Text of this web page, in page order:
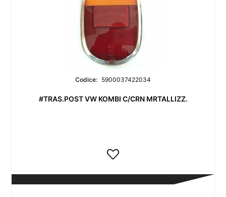
Codice: 5900037422034
#TRAS.POST VW KOMBI C/CRN MRTALLIZZ.